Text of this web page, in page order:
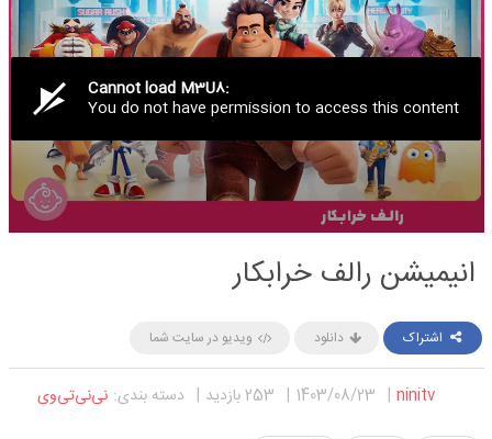
Cannot load M3U8:
You do not have permission to access this content
انیمیشن رالف خرابکار
اشتراک
فیس بوک
دانلود ویدیو در سایت شما
ninitv
|
1403/08/23
| 253 بازدید | دسته بندی: نی‌نی‌تی‌وی